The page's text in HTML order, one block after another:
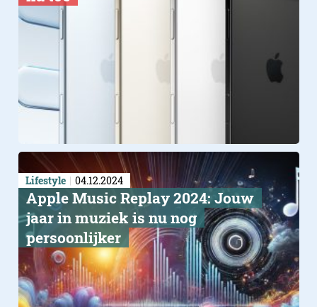
Lifestyle 04.12.2024
Apple Music Replay 2024: Jouw
jaar in muziek is nu nog
persoonlijker